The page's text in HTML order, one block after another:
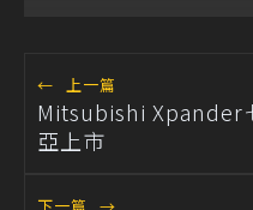
← 上一篇
Mitsubishi Xpander
亞上市